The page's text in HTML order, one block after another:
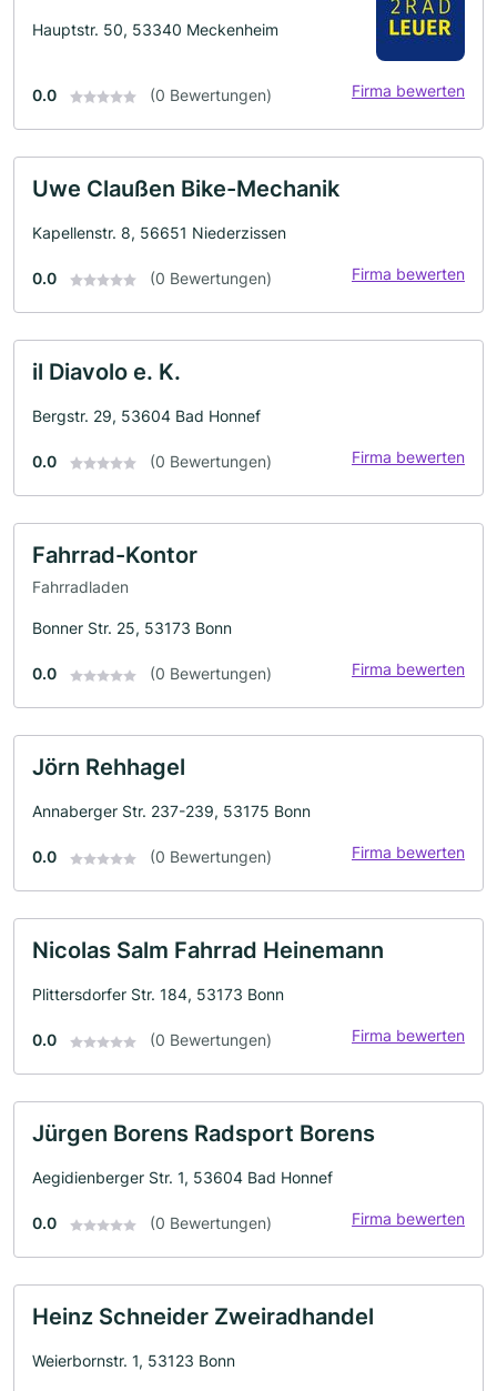
Hauptstr. 50, 53340 Meckenheim
0.0 (0 Bewertungen) Firma bewerten
Uwe Claußen Bike-Mechanik
Kapellenstr. 8, 56651 Niederzissen
0.0 (0 Bewertungen) Firma bewerten
il Diavolo e. K.
Bergstr. 29, 53604 Bad Honnef
0.0 (0 Bewertungen) Firma bewerten
Fahrrad-Kontor
Fahrradladen
Bonner Str. 25, 53173 Bonn
0.0 (0 Bewertungen) Firma bewerten
Jörn Rehhagel
Annaberger Str. 237-239, 53175 Bonn
0.0 (0 Bewertungen) Firma bewerten
Nicolas Salm Fahrrad Heinemann
Plittersdorfer Str. 184, 53173 Bonn
0.0 (0 Bewertungen) Firma bewerten
Jürgen Borens Radsport Borens
Aegidienberger Str. 1, 53604 Bad Honnef
0.0 (0 Bewertungen) Firma bewerten
Heinz Schneider Zweiradhandel
Weierbornstr. 1, 53123 Bonn